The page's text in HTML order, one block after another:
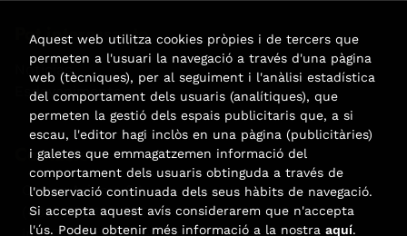
Pot interessar-te
Noticias
Esdeveniments
Contacte
Carrer Aribau, 84
(+34) 932 160 225
Aquest web utilitza cookies pròpies i de tercers que
permeten a l'usuari la navegació a través d'una pàgina
web (tècniques), per al seguiment i l'anàlisi estadística
del comportament dels usuaris (analítiques), que
permeten la gestió dels espais publicitaris que, a si
escau, l'editor hagi inclòs en una pàgina (publicitàries)
i galetes que emmagatzemen informació del
comportament dels usuaris obtinguda a través de
l'observació continuada dels seus hàbits de navegació.
Si accepta aquest avís considerarem que n'accepta
l'ús. Podeu obtenir més informació a la nostra aquí.